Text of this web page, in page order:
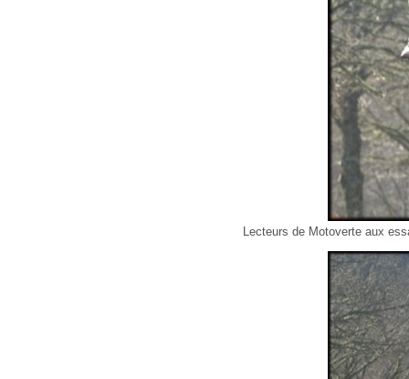
Lecteurs de Motoverte aux